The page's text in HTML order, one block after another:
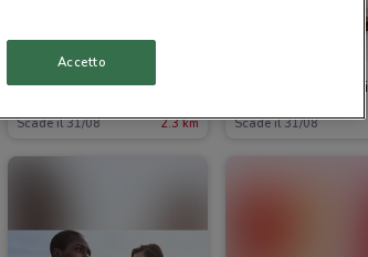
Nero Giardini
Scade il 31/08 2.3 km
Nero Giardini
Scade il 31/08
Accetto